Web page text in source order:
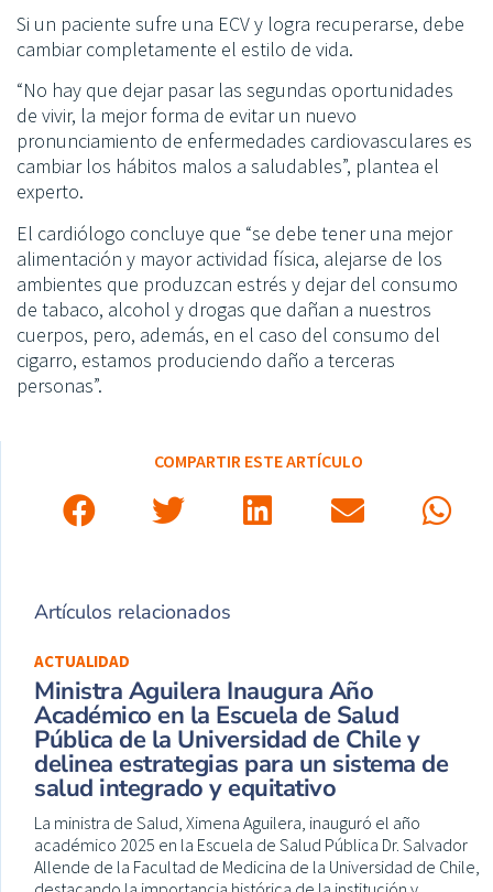
Si un paciente sufre una ECV y logra recuperarse, debe
cambiar completamente el estilo de vida.
“No hay que dejar pasar las segundas oportunidades
de vivir, la mejor forma de evitar un nuevo
pronunciamiento de enfermedades cardiovasculares es
cambiar los hábitos malos a saludables”, plantea el
experto.
El cardiólogo concluye que “se debe tener una mejor
alimentación y mayor actividad física, alejarse de los
ambientes que produzcan estrés y dejar del consumo
de tabaco, alcohol y drogas que dañan a nuestros
cuerpos, pero, además, en el caso del consumo del
cigarro, estamos produciendo daño a terceras
personas”.
COMPARTIR ESTE ARTÍCULO
Artículos relacionados
ACTUALIDAD
Ministra Aguilera Inaugura Año
Académico en la Escuela de Salud
Pública de la Universidad de Chile y
delinea estrategias para un sistema de
salud integrado y equitativo
La ministra de Salud, Ximena Aguilera, inauguró el año
académico 2025 en la Escuela de Salud Pública Dr. Salvador
Allende de la Facultad de Medicina de la Universidad de Chile,